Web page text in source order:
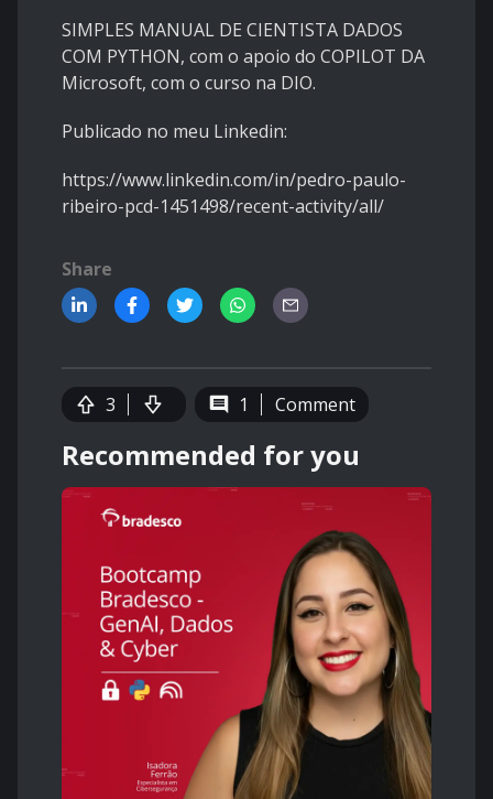
SIMPLES MANUAL DE CIENTISTA DADOS
COM PYTHON, com o apoio do COPILOT DA
Microsoft, com o curso na DIO.
Publicado no meu Linkedin:
https://www.linkedin.com/in/pedro-paulo-
ribeiro-pcd-1451498/recent-activity/all/
Share
3 1 Comment
Recommended for you